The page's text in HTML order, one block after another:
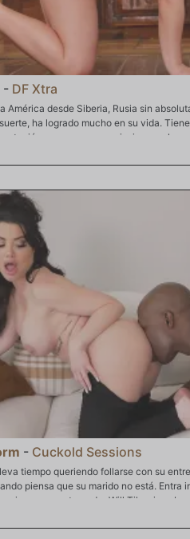
- DF Xtra
América desde Siberia, Rusia sin
ha logrado mucho en su vida.
una gran casa, piscina, coches
Tony es muy afortunado. De hecho,
con su amigo Slim Poke.
le encantaría ver esto. Así que hoy trae a
se joda con ella. Slim lleva una serpiente
literalmente mordisqueando las
y babeando como una zorra feliz, está en
Pronto esa polla está hasta el fondo
de la hostia, es todo lo que Slim
para deleite de su marido ruso Tony,
con su amigo.
- Cuckold Sessions
tiempo queriendo follarse con su
piensa que su marido no está. Entra
con su entrenador Will Tile, sin
por su traición. Savanah cae de
y le promete que su marido no